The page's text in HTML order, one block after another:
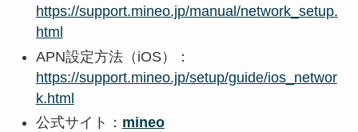
https://support.mineo.jp/manual/network_setup.
html
APN設定方法（iOS）：
https://support.mineo.jp/setup/guide/ios_networ
k.html
公式サイト： mineo